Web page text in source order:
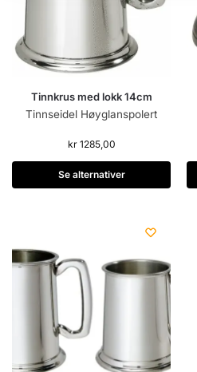
Tinnkrus med lokk 14cm
Tinnseidel Høyglanspolert
kr1285,00
Se alternativer